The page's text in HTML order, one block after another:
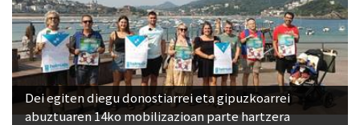
Dei egiten diegu donostiarrei eta gipuzkoarrei
abuztuaren 14ko mobilizazioan parte hartzera